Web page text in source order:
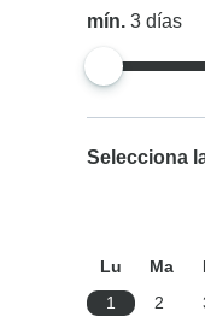
mín.3días
Selecciona
Lu Ma
1
2